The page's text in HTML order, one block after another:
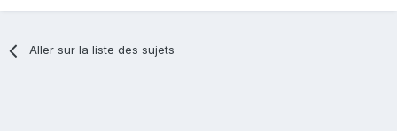
Aller sur la liste des sujets